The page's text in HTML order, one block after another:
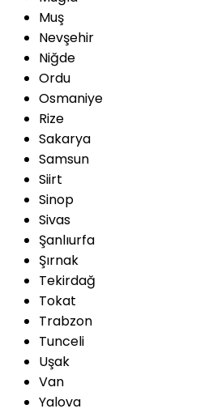
Muş
Nevşehir
Niğde
Ordu
Osmaniye
Rize
Sakarya
Samsun
Siirt
Sinop
Sivas
Şanlıurfa
Şırnak
Tekirdağ
Tokat
Trabzon
Tunceli
Uşak
Van
Yalova